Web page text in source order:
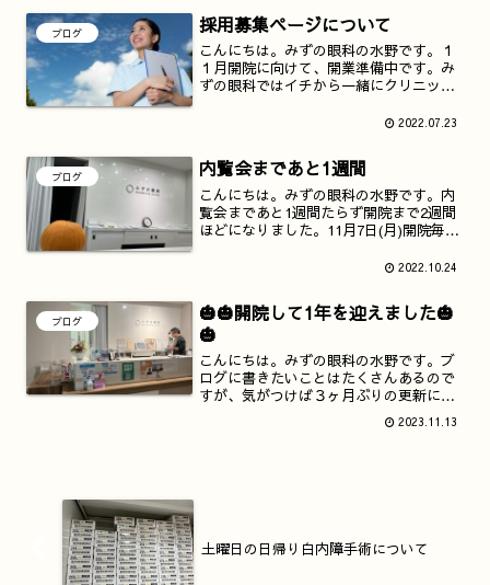
の写真を撮りました。(...
ブログ 採用募集ページについて
こんにちは。みずの眼科の水野です。１
１月開院に向けて、開業準備中です。み
ずの眼科ではイチから一緒にクリニック
を募集しています。（１）看護師（正看
（３）医療事務・検査補助・O...
2022.07.23
ブログ 内覧会まであと1週間
こんにちは。みずの眼科の水野です。内
覧会まであと1週間たらず開院まで2週間
ほどになりました。11月7日(月)開院毎
どバタバタとしております。阪急茨木市
当院まで持って足を...
2022.10.24
ブログ
🎃🎃開院して1年を迎えました🎃
🎃
こんにちは。みずの眼科の水野です。ブ
ログに書きたいことはたくさんあるので
すが、気がつけば３ヶ月ぶりの更新にな
ってしまいました。みずの眼科がJR茨木
駅前に開院して1年が経ちました🎉🎉🎉今
2023.11.13
土曜日の日帰り白内障手術について